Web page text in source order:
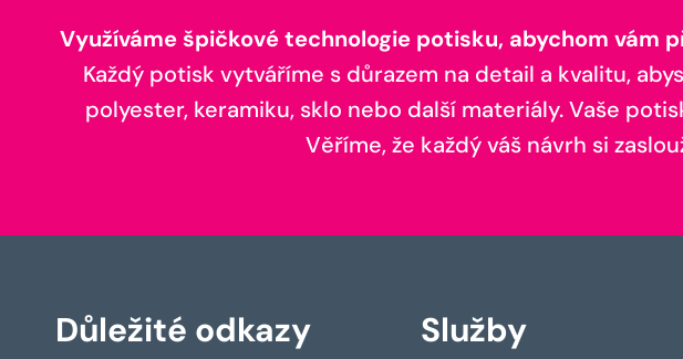
Využíváme špičkové technologie potisku, abychom vám
Každý potisk vytváříme s důrazem na detail a kvalitu,
polyester, keramiku, sklo nebo další materiály. Vaše
Věříme, že každý váš návrh si
Důležité odkazy Služby